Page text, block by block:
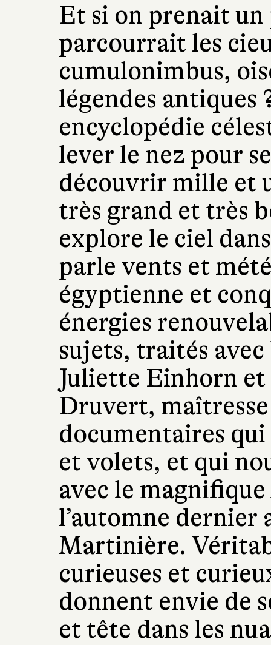
Et si on prenait un
parcourrait les
cumulonimbus,
légendes antiques
encyclopédie
lever le nez pour
découvrir mille et
très grand et très
explore le ciel
parle vents et
égyptienne et
énergies
sujets, traités
Juliette Einhorn
Druvert, maîtresse
documentaires
et volets, et qui
avec le magnifique
l’automne dernier
Martinière.
curieuses et
donnent envie de
et tête dans les